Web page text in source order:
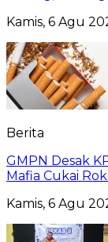
Kamis, 6 Agu
Berita
GMPN Desak
Mafia Cukai
Kamis, 6 Agu